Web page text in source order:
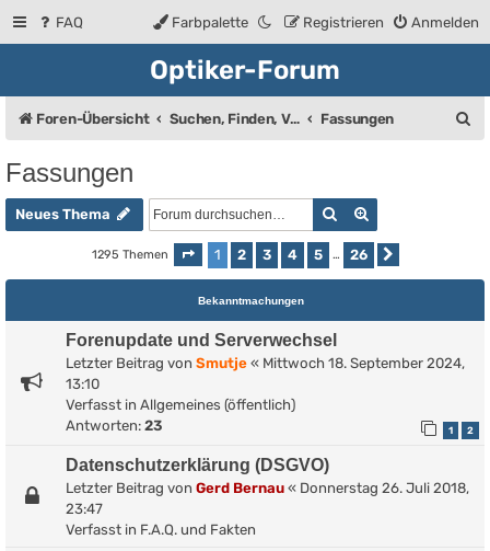
FAQ Anmelden
Registrieren
Farbpalette
Optiker-Forum
Foren-Übersicht Suchen, Finden, Verkaufsanzeigen Fassungen
Fassungen
Neues Thema Suche
1295 Themen Seite 1von 26
1 2 3 4 5 … 26
Bekanntmachungen
Forenupdate und Serverwechsel
Letzter Beitrag von Smutje « Mittwoch 18. September 2024,
13:10
Verfasst in Allgemeines (öffentlich)
Antworten: 23 1 2
Datenschutzerklärung (DSGVO)
Letzter Beitrag von Gerd Bernau « Donnerstag 26. Juli 2018,
23:47
Verfasst in F.A.Q. und Fakten